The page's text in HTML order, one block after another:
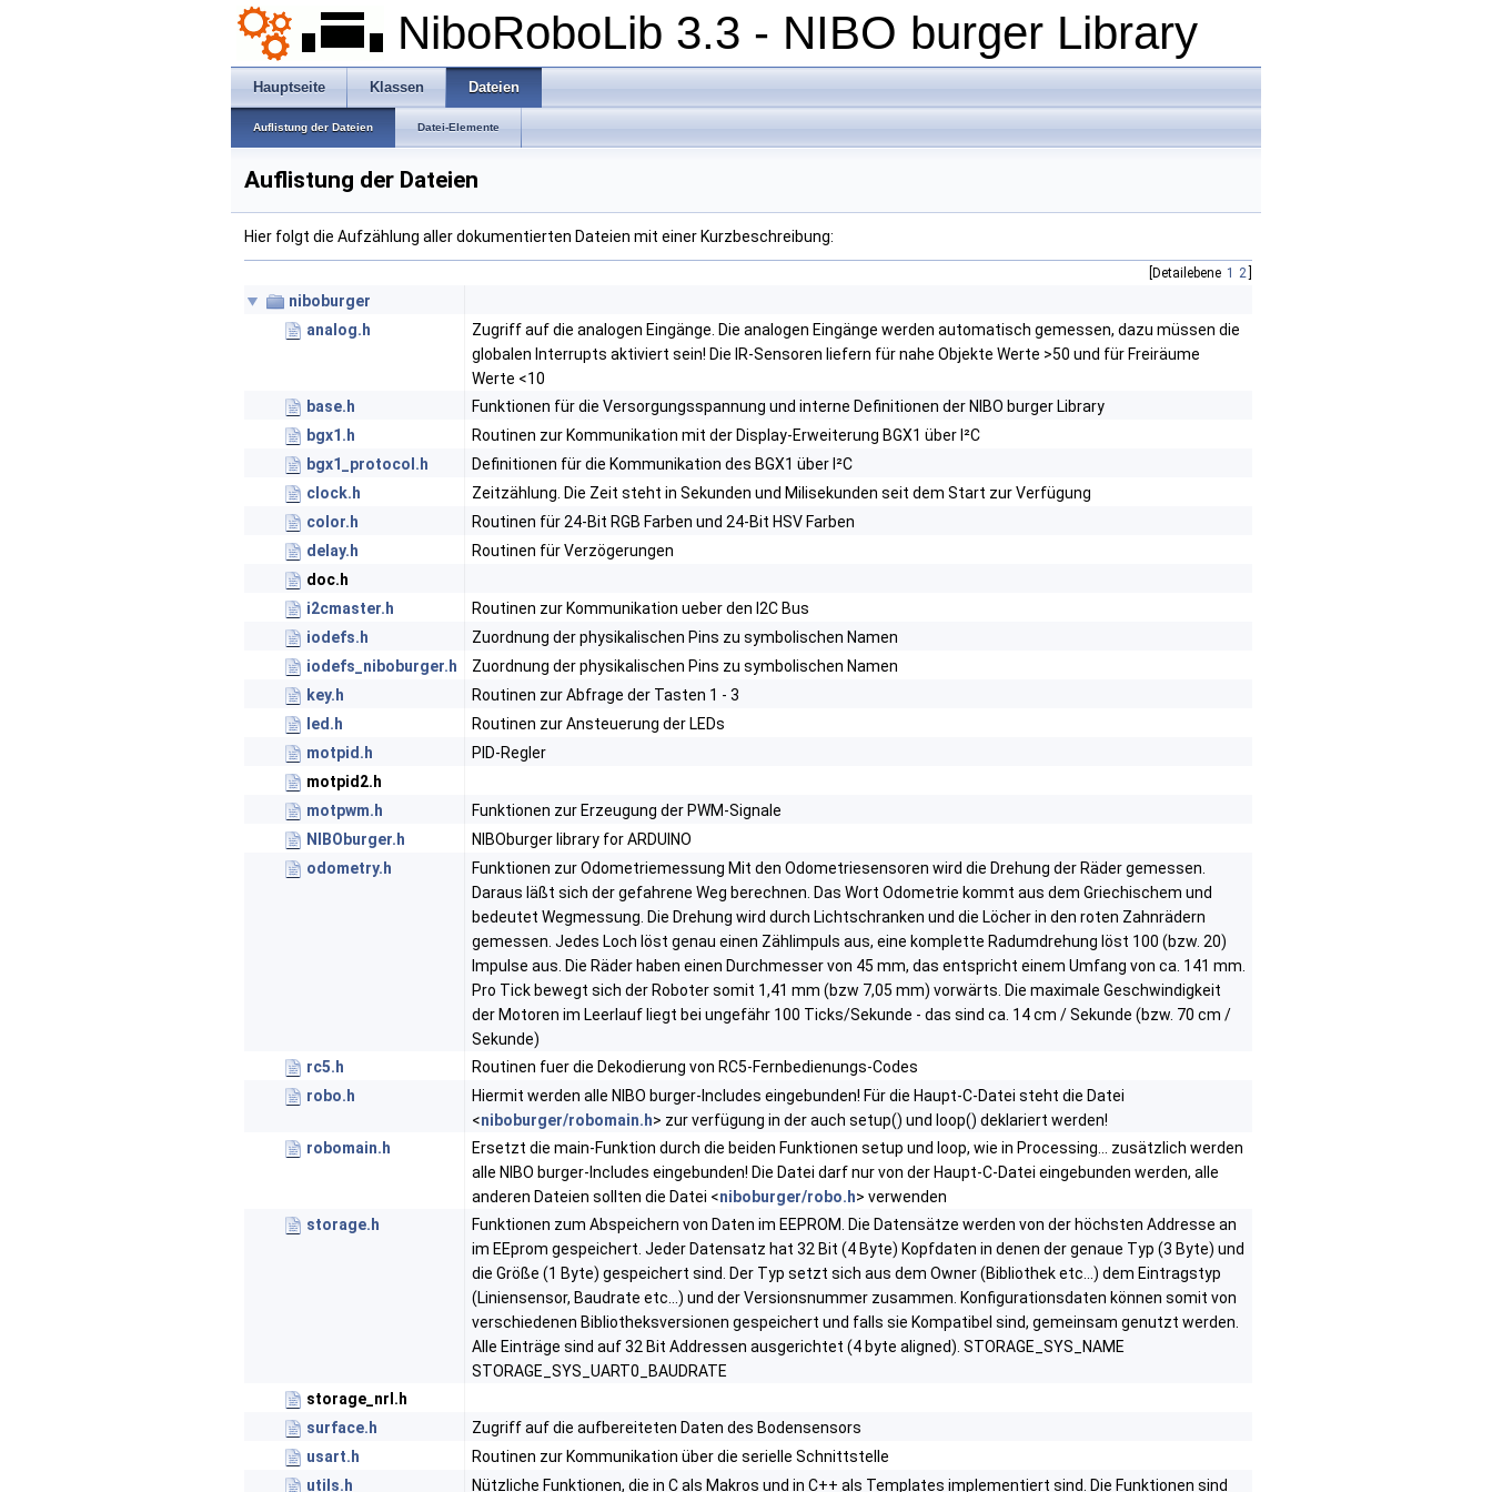
NiboRoboLib 3.3 - NIBO burger Library
Hauptseite Klassen Dateien
Auflistung der Dateien Datei-Elemente
Auflistung der Dateien
Hier folgt die Aufzählung aller dokumentierten Dateien mit einer Kurzbeschreibung:
[Detailebene 1 2
niboburger
analog.h
Zugriff auf die analogen Eingänge. Die analogen Eingänge werden automatisch gemessen, dazu müssen die
globalen Interrupts aktiviert sein! Die IR-Sensoren liefern für nahe Objekte Werte >50 und für Freiräume
Werte <10
base.h
Funktionen für die Versorgungsspannung und interne Definitionen der NIBO burger Library
bgx1.h
Routinen zur Kommunikation mit der Display-Erweiterung BGX1 über I²C
bgx1_protocol.h
Definitionen für die Kommunikation des BGX1 über I²C
clock.h
Zeitzählung. Die Zeit steht in Sekunden und Milisekunden seit dem Start zur Verfügung
color.h
Routinen für 24-Bit RGB Farben und 24-Bit HSV Farben
delay.h
Routinen für Verzögerungen
doc.h
i2cmaster.h
Routinen zur Kommunikation ueber den I2C Bus
iodefs.h
Zuordnung der physikalischen Pins zu symbolischen Namen
iodefs_niboburger.h
Zuordnung der physikalischen Pins zu symbolischen Namen
key.h
Routinen zur Abfrage der Tasten 1 - 3
led.h
Routinen zur Ansteuerung der LEDs
motpid.h
PID-Regler
motpid2.h
motpwm.h
Funktionen zur Erzeugung der PWM-Signale
NIBOburger.h
NIBOburger library for ARDUINO
odometry.h
Funktionen zur Odometriemessung Mit den Odometriesensoren wird die Drehung der Räder gemessen.
Daraus läßt sich der gefahrene Weg berechnen. Das Wort Odometrie kommt aus dem Griechischem und
bedeutet Wegmessung. Die Drehung wird durch Lichtschranken und die Löcher in den roten Zahnrädern
gemessen. Jedes Loch löst genau einen Zählimpuls aus, eine komplette Radumdrehung löst 100 (bzw. 20)
Impulse aus. Die Räder haben einen Durchmesser von 45 mm, das entspricht einem Umfang von ca. 141 mm.
Pro Tick bewegt sich der Roboter somit 1,41 mm (bzw 7,05 mm) vorwärts. Die maximale Geschwindigkeit
der Motoren im Leerlauf liegt bei ungefähr 100 Ticks/Sekunde - das sind ca. 14 cm / Sekunde (bzw. 70 cm /
Sekunde)
rc5.h
Routinen fuer die Dekodierung von RC5-Fernbedienungs-Codes
robo.h
Hiermit werden alle NIBO burger-Includes eingebunden! Für die Haupt-C-Datei steht die Datei
<niboburger/robomain.h> zur verfügung in der auch setup() und loop() deklariert werden!
robomain.h
Ersetzt die main-Funktion durch die beiden Funktionen setup und loop, wie in Processing... zusätzlich werden
alle NIBO burger-Includes eingebunden! Die Datei darf nur von der Haupt-C-Datei eingebunden werden, alle
anderen Dateien sollten die Datei <niboburger/robo.h> verwenden
storage.h
Funktionen zum Abspeichern von Daten im EEPROM. Die Datensätze werden von der höchsten Addresse an
im EEprom gespeichert. Jeder Datensatz hat 32 Bit (4 Byte) Kopfdaten in denen der genaue Typ (3 Byte) und
die Größe (1 Byte) gespeichert sind. Der Typ setzt sich aus dem Owner (Bibliothek etc...) dem Eintragstyp
(Liniensensor, Baudrate etc...) und der Versionsnummer zusammen. Konfigurationsdaten können somit von
verschiedenen Bibliotheksversionen gespeichert und falls sie Kompatibel sind, gemeinsam genutzt werden.
Alle Einträge sind auf 32 Bit Addressen ausgerichtet (4 byte aligned). STORAGE_SYS_NAME
STORAGE_SYS_UART0_BAUDRATE
storage_nrl.h
surface.h
Zugriff auf die aufbereiteten Daten des Bodensensors
usart.h
Routinen zur Kommunikation über die serielle Schnittstelle
utils.h
Nützliche Funktionen, die in C als Makros und in C++ als Templates implementiert sind. Die Funktionen sind